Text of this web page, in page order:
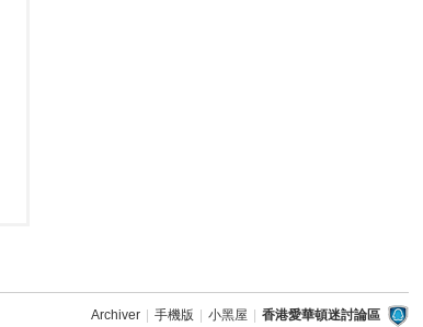
Archiver 手機版 小黑屋 香港愛華頓迷討論區